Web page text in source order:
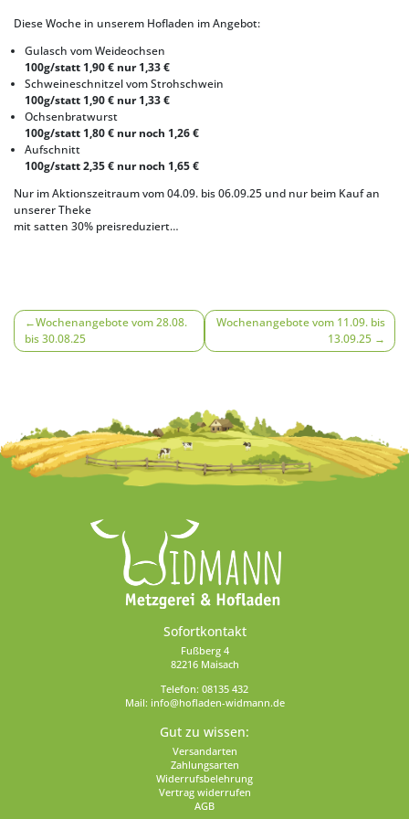
Diese Woche in unserem Hofladen im Angebot:
Gulasch vom Weideochsen
100g/statt 1,90 € nur 1,33 €
Schweineschnitzel vom Strohschwein
100g/statt 1,90 € nur 1,33 €
Ochsenbratwurst
100g/statt 1,80 € nur noch 1,26 €
Aufschnitt
100g/statt 2,35 € nur noch 1,65 €
Nur im Aktionszeitraum vom 04.09. bis 06.09.25 und nur beim Kauf an
unserer Theke
mit satten 30% preisreduziert…
Beitragsnavigation
Wochenangebote vom 28.08.
bis 30.08.25
Wochenangebote vom 11.09. bis
13.09.25
Sofortkontakt
Fußberg 4
82216 Maisach
Telefon: 08135 432
Mail: info@hofladen-widmann.de
Gut zu wissen:
Versandarten
Zahlungsarten
Widerrufsbelehrung
Vertrag widerrufen
AGB